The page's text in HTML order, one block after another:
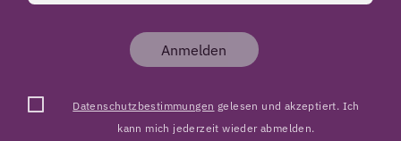
Anmelden
Datenschutzbestimmungen gelesen und akzeptiert. Ich
kann mich jederzeit wieder abmelden.